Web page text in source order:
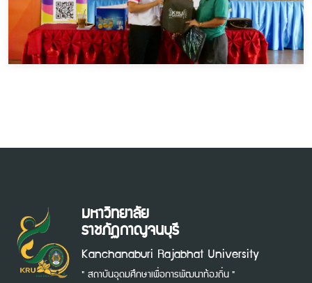
มหาวิทยาลัย
ราชภัฏกาญจนบุรี
Kanchanaburi Rajabhat University
" สถาบันอุดมศึกษาเพื่อการพัฒนาท้องถิ่น "